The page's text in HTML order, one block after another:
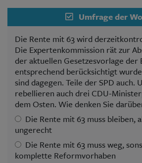
Umfrage der
Die Rente mit 63 wird
Die Expertenkommission rät zur
der aktuellen Gesetzesvorlage der
entsprechend berücksichtigt
sind dagegen. Teile der SPD auch.
rebellieren auch drei CDU-
dem Osten. Wie denken Sie
Die Rente mit 63 muss bleiben,
ungerecht
Die Rente mit 63 muss weg,
komplette Reformvorhaben